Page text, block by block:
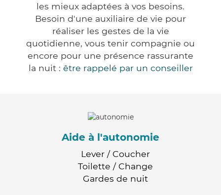
les mieux adaptées à vos besoins.
Besoin d'une auxiliaire de vie pour
réaliser les gestes de la vie
quotidienne, vous tenir compagnie ou
encore pour une présence rassurante
la nuit : être rappelé par un conseiller
Aide à l'autonomie
Lever / Coucher
Toilette / Change
Gardes de nuit